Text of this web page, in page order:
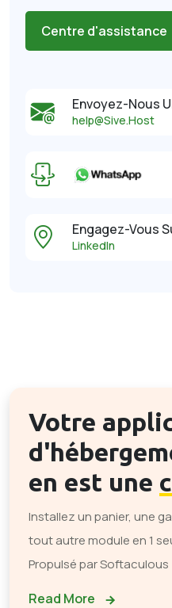
Centre d'assistance
Envoyez-Nous
help@Sive.Host
Engagez-Vous
LinkedIn
Votre
en est une
Installez un panier, une
tout autre module en 1
Propulsé par Softaculous
Read More